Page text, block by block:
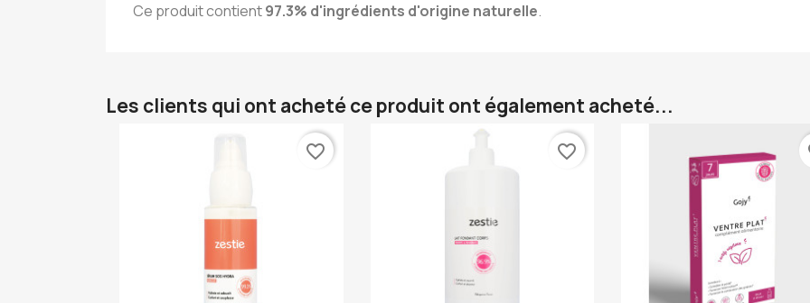
Ce produit contient97.3% d'ingrédients d'origine naturelle.
Les clients qui ont acheté ce produit ont également acheté...
favorite_border favorite_border